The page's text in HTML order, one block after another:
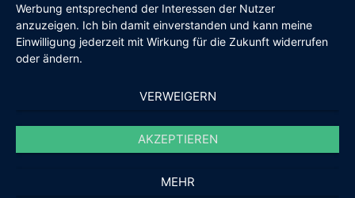
Werbung entsprechend der Interessen der Nutzer
anzuzeigen. Ich bin damit einverstanden und kann meine
Einwilligung jederzeit mit Wirkung für die Zukunft widerrufen
oder ändern.
VERWEIGERN
AKZEPTIEREN
MEHR